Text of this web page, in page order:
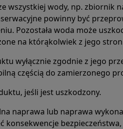
wszystkiej wody, np. zbiornik
powinny być
Pozostała woda może
na którąkolwiek z jego
wyłącznie zgodnie z jego
częścią do zamierzonego
jeśli jest uszkodzony.
naprawa lub naprawa
konsekwencje